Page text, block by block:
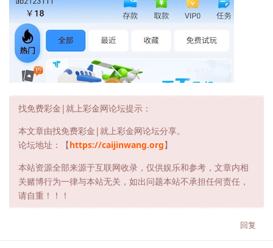
找免费彩金|就上彩金网论坛提示：
本文章由找免费彩金|就上彩金网论坛分享。
论坛地址：【https://caijinwang.org】
本站资源全部来源于互联网收录，仅供娱乐和参考，文章内相
关赌博行为一律与本站无关，如出问题本站不承担任何责任，
请自重！！！
回复